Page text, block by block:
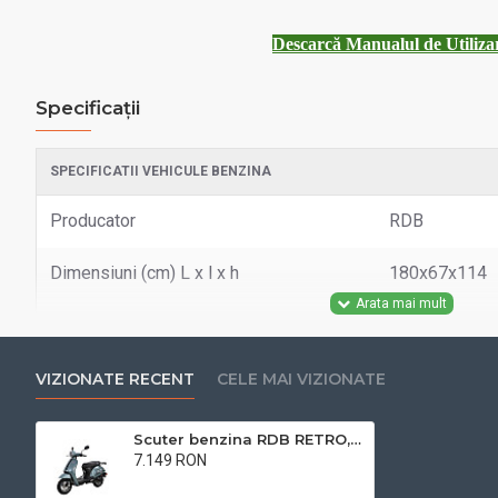
Descarcă Manualul de
Specificații
SPECIFICATII VEHICULE BENZINA
Producator RDB
Dimensiuni (cm) L x l x h 180x67x114
Garantie motor (luni de zile)
Propulsie
Capacitate cilindrica
VIZIONATE RECENT CELE MAI VIZIONATE
Scuter benzina RDB RETRO, 50cc, 4 timpi, 25km/h, fara permis de conducere
7.149 RON